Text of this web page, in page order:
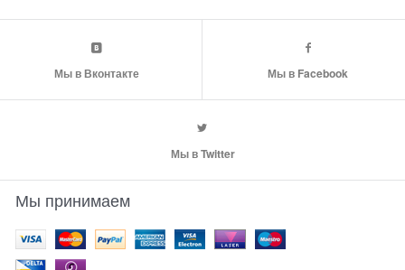
Мы в Вконтакте Мы в Facebook
Мы в Twitter
Мы принимаем